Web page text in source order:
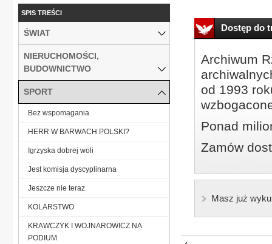
Dostęp do
Archiwum
od 1993
Ponad
Zamów
Masz już
SPIS TREŚCI
ŚWIAT
NIERUCHOMOŚCI,
BUDOWNICTWO
SPORT
Bez wspomagania
HERR W BARWACH POLSKI?
Igrzyska dobrej woli
Jest komisja dyscyplinarna
Jeszcze nie teraz
KOLARSTWO
KRAWCZYK I WOJNAROWICZ NA
PODIUM